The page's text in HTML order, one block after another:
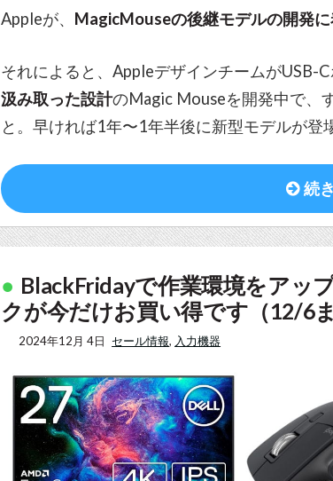
Appleが、 MagicMouseの後継モデルの開発
それによると、AppleデザインチームがUSB-
汲み取った設計のMagic Mouseを開発中で、
と。早ければ1年〜1年半後に新型モデルが登
続
BlackFridayで作業環境をアッ
クが今だけお買い得です（12/6ま
2024年12月 4日 セール情報, 入力機器